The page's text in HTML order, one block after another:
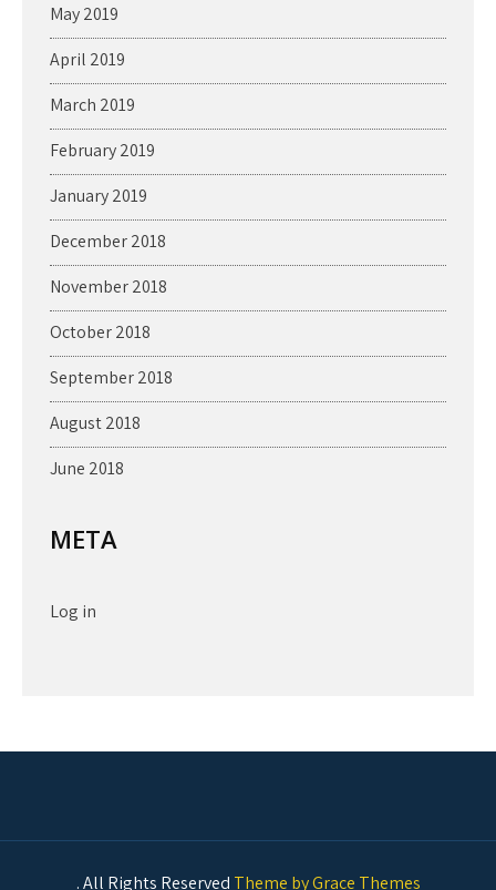
May 2019
April 2019
March 2019
February 2019
January 2019
December 2018
November 2018
October 2018
September 2018
August 2018
June 2018
META
Log in
. All Rights Reserved Theme by Grace Themes